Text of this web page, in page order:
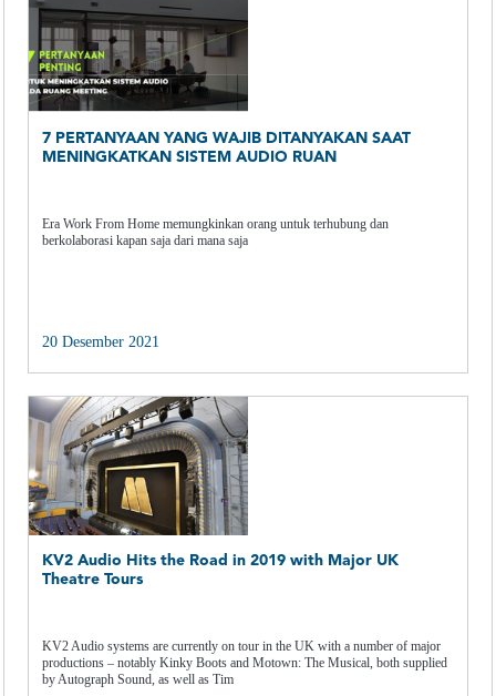
7 PERTANYAAN YANG WAJIB DITANYAKAN SAAT
MENINGKATKAN SISTEM AUDIO RUAN
Era Work From Home memungkinkan orang untuk terhubung dan
berkolaborasi kapan saja dari mana saja
20 Desember 2021
KV2 Audio Hits the Road in 2019 with Major UK
Theatre Tours
KV2 Audio systems are currently on tour in the UK with a number of major
productions – notably Kinky Boots and Motown: The Musical, both supplied
by Autograph Sound, as well as Tim